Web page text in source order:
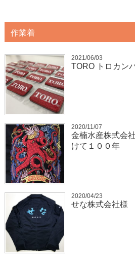
作業着
2021/06/03
TORO トロカン
2020/11/07
金楠水産株式会
けて１００年
2020/04/23
せな株式会社様